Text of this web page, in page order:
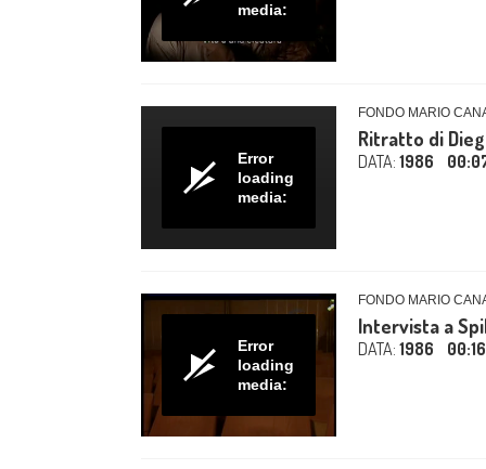
media:
Error
loading
media:
FONDO MARIO
Ritratto di
DATA: 1986
Error
loading
media:
FONDO MARIO
Intervista a
DATA: 1986